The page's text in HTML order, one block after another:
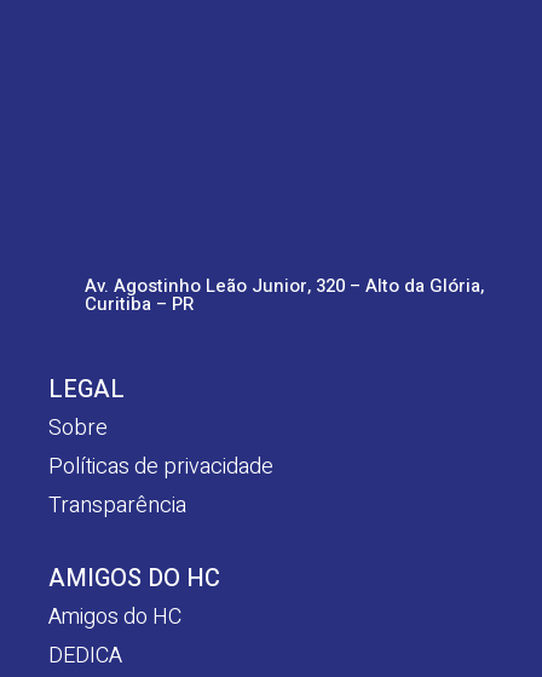
Av. Agostinho Leão Junior, 320 – Alto da Glória,
Curitiba – PR
LEGAL
Sobre
Políticas de privacidade
Transparência
AMIGOS DO HC
Amigos do HC
DEDICA